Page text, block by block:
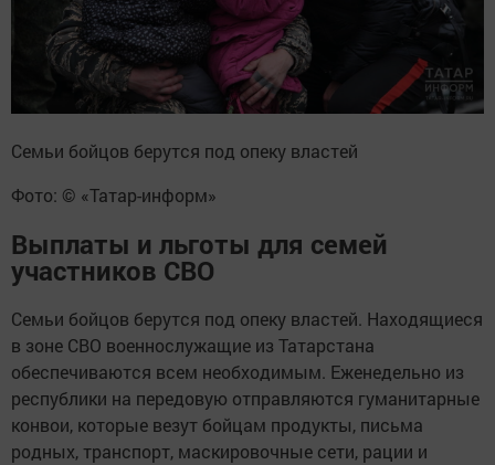
Семьи бойцов берутся под опеку властей
Фото: © «Татар-информ»
Выплаты и льготы для семей
участников СВО
Семьи бойцов берутся под опеку властей. Находящиеся
в зоне СВО военнослужащие из Татарстана
обеспечиваются всем необходимым. Еженедельно из
республики на передовую отправляются гуманитарные
конвои, которые везут бойцам продукты, письма
родных, транспорт, маскировочные сети, рации и